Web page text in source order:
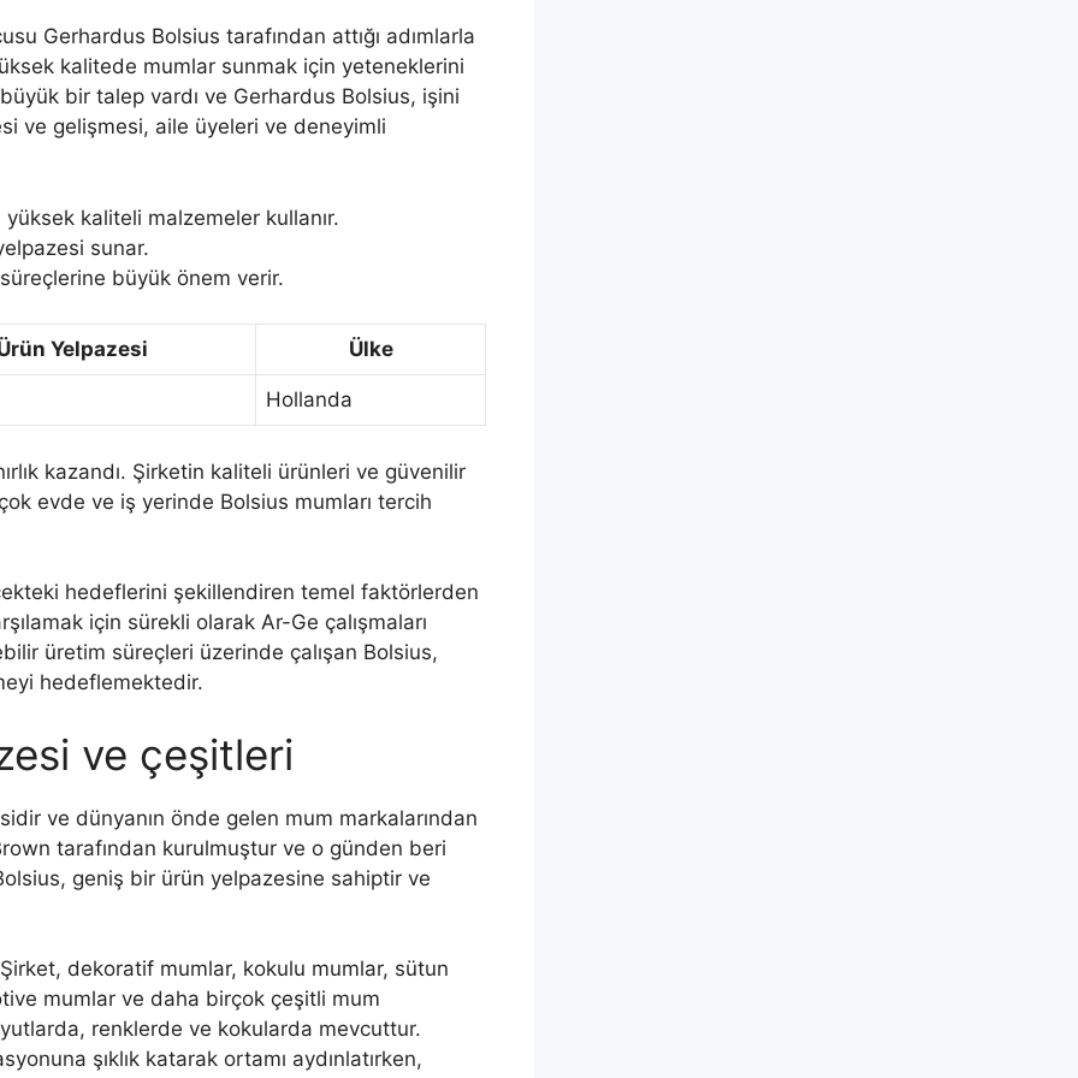
Gerhardus Bolsius tarafından attığı adımlarla
kalitede mumlar sunmak için yeteneklerini
bir talep vardı ve Gerhardus Bolsius, işini
ve gelişmesi, aile üyeleri ve deneyimli
kaliteli malzemeler kullanır.
sunar.
büyük önem verir.
Yelpazesi Ülke
Hollanda
kazandı. Şirketin kaliteli ürünleri ve güvenilir
evde ve iş yerinde Bolsius mumları tercih
hedeflerini şekillendiren temel faktörlerden
için sürekli olarak Ar-Ge çalışmaları
üretim süreçleri üzerinde çalışan Bolsius,
hedeflemektedir.
ve çeşitleri
ve dünyanın önde gelen mum markalarından
tarafından kurulmuştur ve o günden beri
geniş bir ürün yelpazesine sahiptir ve
dekoratif mumlar, kokulu mumlar, sütun
mumlar ve daha birçok çeşitli mum
renklerde ve kokularda mevcuttur.
şıklık katarak ortamı aydınlatırken,